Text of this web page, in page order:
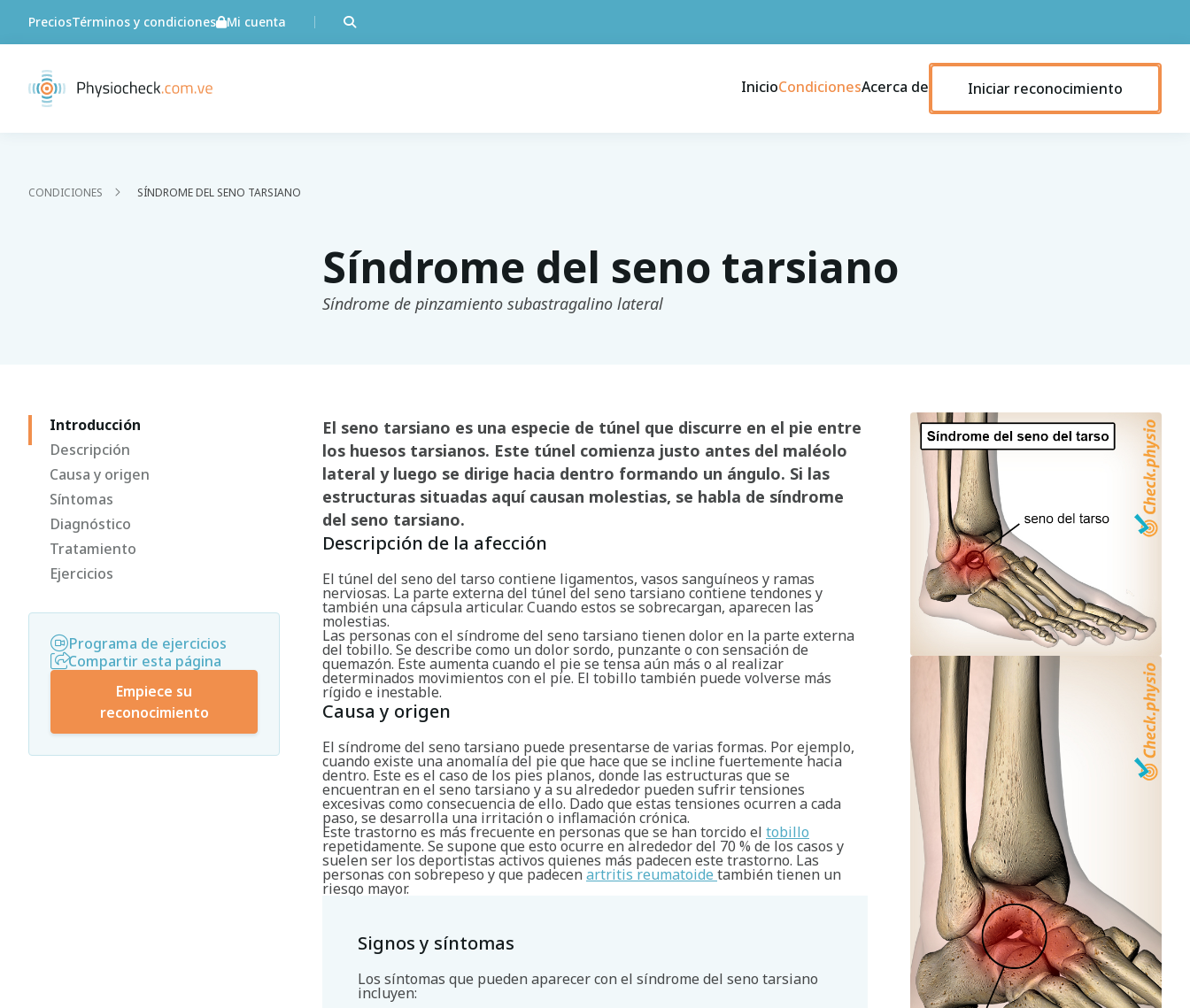
PreciosTérminos y condiciones Mi cuenta
InicioCondicionesAcerca de Iniciar reconocimiento
CONDICIONES SÍNDROME DEL SENO TARSIANO
Síndrome del seno tarsiano
Síndrome de pinzamiento subastragalino lateral
Introducción
Descripción
Causa y origen
Síntomas
Diagnóstico
Tratamiento
Ejercicios
Programa de ejercicios
Compartir esta página
Empiece su
reconocimiento
El seno tarsiano es una especie de túnel que discurre en el pie entre
los huesos tarsianos. Este túnel comienza justo antes del maléolo
lateral y luego se dirige hacia dentro formando un ángulo. Si las
estructuras situadas aquí causan molestias, se habla de síndrome
del seno tarsiano.
Descripción de la afección
El túnel del seno del tarso contiene ligamentos, vasos sanguíneos y ramas
nerviosas. La parte externa del túnel del seno tarsiano contiene tendones y
también una cápsula articular. Cuando estos se sobrecargan, aparecen las
molestias.
Las personas con el síndrome del seno tarsiano tienen dolor en la parte externa
del tobillo. Se describe como un dolor sordo, punzante o con sensación de
quemazón. Este aumenta cuando el pie se tensa aún más o al realizar
determinados movimientos con el pie. El tobillo también puede volverse más
rígido e inestable.
Causa y origen
El síndrome del seno tarsiano puede presentarse de varias formas. Por ejemplo,
cuando existe una anomalía del pie que hace que se incline fuertemente hacia
dentro. Este es el caso de los pies planos, donde las estructuras que se
encuentran en el seno tarsiano y a su alrededor pueden sufrir tensiones
excesivas como consecuencia de ello. Dado que estas tensiones ocurren a cada
paso, se desarrolla una irritación o inflamación crónica.
Este trastorno es más frecuente en personas que se han torcido el tobillo
repetidamente. Se supone que esto ocurre en alrededor del 70 % de los casos y
suelen ser los deportistas activos quienes más padecen este trastorno. Las
personas con sobrepeso y que padecen artritis reumatoide también tienen un
riesgo mayor.
Signos y síntomas
Los síntomas que pueden aparecer con el síndrome del seno tarsiano
incluyen: